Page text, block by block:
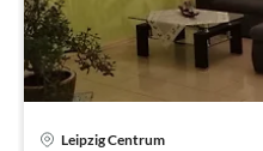
Leipzig Centrum